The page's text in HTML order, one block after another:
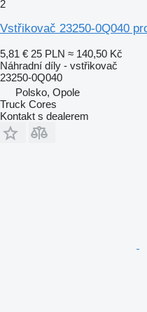
2
Vstřikovač 23250-0Q040
5,81 € 25 PLN ≈ 140,50 Kč
Náhradní díly - vstřikovač
23250-0Q040
Polsko, Opole
Truck Cores
Kontakt s dealerem